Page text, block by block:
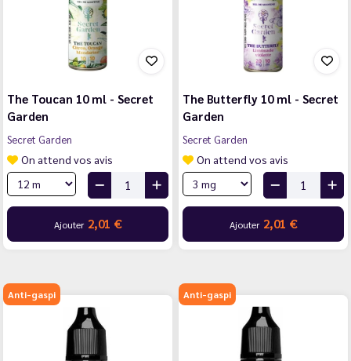
The Toucan 10 ml - Secret
Garden
Secret Garden
On attend vos avis
Ajouter 2,01 €
The Butterfly 10 ml - Secret
Garden
Secret Garden
On attend vos avis
Ajouter 2,01 €
Anti-gaspi Anti-gaspi